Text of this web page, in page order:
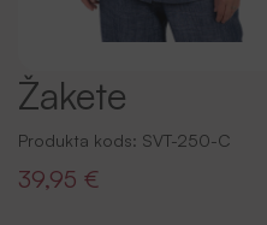
Žakete
Produkta kods: SVT-250-C
39,95 €